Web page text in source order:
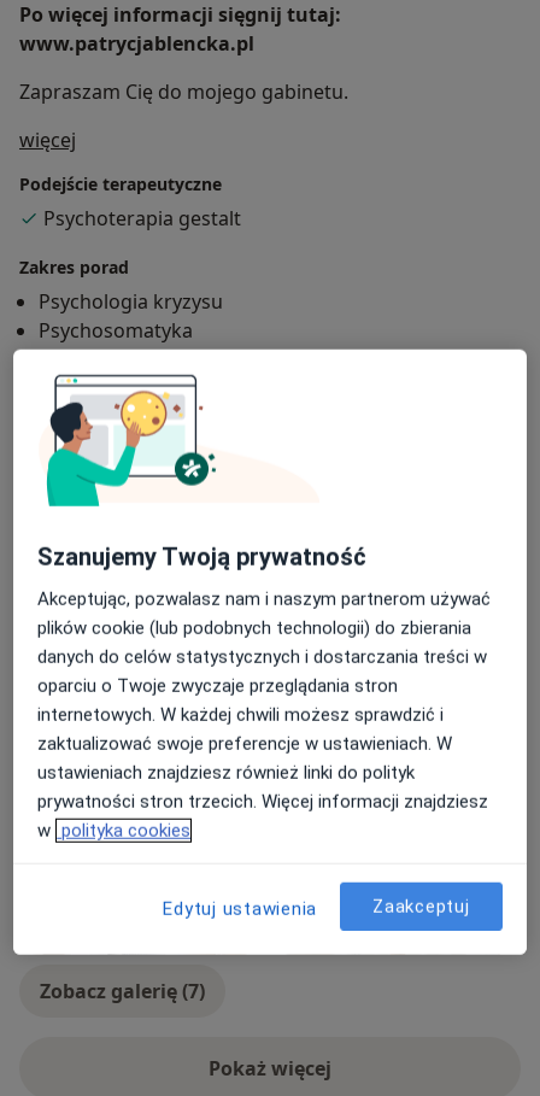
Po więcej informacji sięgnij tutaj:
www.patrycjablencka.pl
Zapraszam Cię do mojego gabinetu.
więcej
Podejście terapeutyczne
Psychoterapia gestalt
Zakres porad
Psychologia kryzysu
Psychosomatyka
Główne obszary pomocy
Zaburzenia w relacjach międzyludzkich
Kryzys emocjonalny
Zaburzenia lękowe
Niskie poczucie własnej wartości
Pacjenci których przyjmuję
Dorośli (Tylko pod niektórymi adresami)
Rodzaje konsultacji
StacjonarneZobacz lokalizacje (2)
Konsultacje onlineZobacz kalendarz online
Zdjęcia i filmy
Zobacz galerię (7)
Pokaż więcejo doświadczeniu
Szanujemy Twoją prywatność
Akceptując, pozwalasz nam i naszym partnerom używać
plików cookie (lub podobnych technologii) do zbierania
danych do celów statystycznych i dostarczania treści w
oparciu o Twoje zwyczaje przeglądania stron
internetowych. W każdej chwili możesz sprawdzić i
zaktualizować swoje preferencje w ustawieniach. W
ustawieniach znajdziesz również linki do polityk
prywatności stron trzecich. Więcej informacji znajdziesz
w polityka cookies
Edytuj ustawienia Zaakceptuj